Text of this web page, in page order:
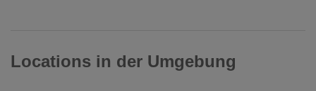
Locations in der Umgebung